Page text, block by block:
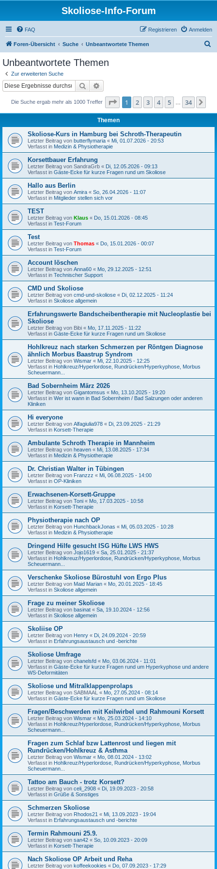
Skoliose-Info-Forum
FAQ Anmelden
Registrieren
Foren-Übersicht Suche Unbeantwortete Themen
Unbeantwortete Themen
Zur erweiterten Suche
Suche
Die Suche ergab mehr als 1000 Treffer Seite 1von 34
1 2 3 4 5 34
Themen
Skoliose-Kurs in Hamburg bei Schroth-Therapeutin
Letzter Beitrag von butterflymaria « Mi, 01.07.2026 - 20:53
Verfasst in Medizin & Physiotherapie
Korsettbauer Erfahrung
Letzter Beitrag von SandraGrb « Di, 12.05.2026 - 09:13
Verfasst in Gäste-Ecke für kurze Fragen rund um Skoliose
Hallo aus Berlin
Letzter Beitrag von Amira « So, 26.04.2026 - 11:07
Verfasst in Mitglieder stellen sich vor
TEST
Letzter Beitrag von Klaus « Do, 15.01.2026 - 08:45
Verfasst in Test-Forum
Test
Letzter Beitrag von Thomas « Do, 15.01.2026 - 00:07
Verfasst in Test-Forum
Account löschen
Letzter Beitrag von Anna60 « Mo, 29.12.2025 - 12:51
Verfasst in Technischer Support
CMD und Skoliose
Letzter Beitrag von cmd-und-skoliose « Di, 02.12.2025 - 11:24
Verfasst in Skoliose allgemein
Erfahrungswerte Bandscheibentherapie mit Nucleoplastie bei
Skoliose
Letzter Beitrag von Bibi « Mo, 17.11.2025 - 11:22
Verfasst in Gäste-Ecke für kurze Fragen rund um Skoliose
Hohlkreuz nach starken Schmerzen per Röntgen Diagnose
ähnlich Morbus Baastrup Syndrom
Letzter Beitrag von Wismar « Mi, 22.10.2025 - 12:25
Verfasst in Hohlkreuz/Hyperlordose, Rundrücken/Hyperkyphose, Morbus
Scheuermann...
Bad Sobernheim März 2026
Letzter Beitrag von Gigantomsus « Mo, 13.10.2025 - 19:20
Verfasst in Wer ist wann in Bad Sobernheim / Bad Salzungen oder anderen
Kliniken
Hi everyone
Letzter Beitrag von Alfagiulia978 « Di, 23.09.2025 - 21:29
Verfasst in Korsett-Therapie
Ambulante Schroth Therapie in Mannheim
Letzter Beitrag von heaven « Mi, 13.08.2025 - 17:34
Verfasst in Medizin & Physiotherapie
Dr. Christian Walter in Tübingen
Letzter Beitrag von Franzzz « Mi, 06.08.2025 - 14:00
Verfasst in OP-Kliniken
Erwachsenen-Korsett-Gruppe
Letzter Beitrag von Toni « Mo, 17.03.2025 - 10:58
Verfasst in Korsett-Therapie
Physiotherapie nach OP
Letzter Beitrag von HunchbackJonas « Mi, 05.03.2025 - 10:28
Verfasst in Medizin & Physiotherapie
Dringend Hilfe gesucht ISG Hüfte LWS HWS
Letzter Beitrag von Jojo1619 « Sa, 25.01.2025 - 21:37
Verfasst in Hohlkreuz/Hyperlordose, Rundrücken/Hyperkyphose, Morbus
Scheuermann...
Verschenke Skoliose Bürostuhl von Ergo Plus
Letzter Beitrag von Maid Marian « Mo, 20.01.2025 - 18:45
Verfasst in Skoliose allgemein
Frage zu meiner Skoliose
Letzter Beitrag von basinat « Sa, 19.10.2024 - 12:56
Verfasst in Skoliose allgemein
Skoliise OP
Letzter Beitrag von Henry « Di, 24.09.2024 - 20:59
Verfasst in Erfahrungsaustausch und -berichte
Skoliose Umfrage
Letzter Beitrag von chanelsfd « Mo, 03.06.2024 - 11:01
Verfasst in Gäste-Ecke für kurze Fragen rund um Hyperkyphose und andere
WS-Deformitäten
Skoliose und Mitralklappenprolaps
Letzter Beitrag von SABMAAL « Mo, 27.05.2024 - 08:14
Verfasst in Gäste-Ecke für kurze Fragen rund um Skoliose
Fragen/Beschwerden mit Keilwirbel und Rahmouni Korsett
Letzter Beitrag von Wismar « Mo, 25.03.2024 - 14:10
Verfasst in Hohlkreuz/Hyperlordose, Rundrücken/Hyperkyphose, Morbus
Scheuermann...
Fragen zum Schlaf bzw Lattenrost und liegen mit
Rundrücken/Hohlkreuz & Asthma
Letzter Beitrag von Wismar « Mo, 08.01.2024 - 13:02
Verfasst in Hohlkreuz/Hyperlordose, Rundrücken/Hyperkyphose, Morbus
Scheuermann...
Tattoo am Bauch - trotz Korsett?
Letzter Beitrag von celi_2908 « Di, 19.09.2023 - 20:58
Verfasst in Grüße & Sonstiges
Schmerzen Skoliose
Letzter Beitrag von Rhodos21 « Mi, 13.09.2023 - 19:04
Verfasst in Erfahrungsaustausch und -berichte
Termin Rahmouni 25.9.
Letzter Beitrag von san42 « So, 10.09.2023 - 20:09
Verfasst in Korsett-Therapie
Nach Skoliose OP Arbeit und Reha
Letzter Beitrag von koffeekookies « Do, 07.09.2023 - 17:29